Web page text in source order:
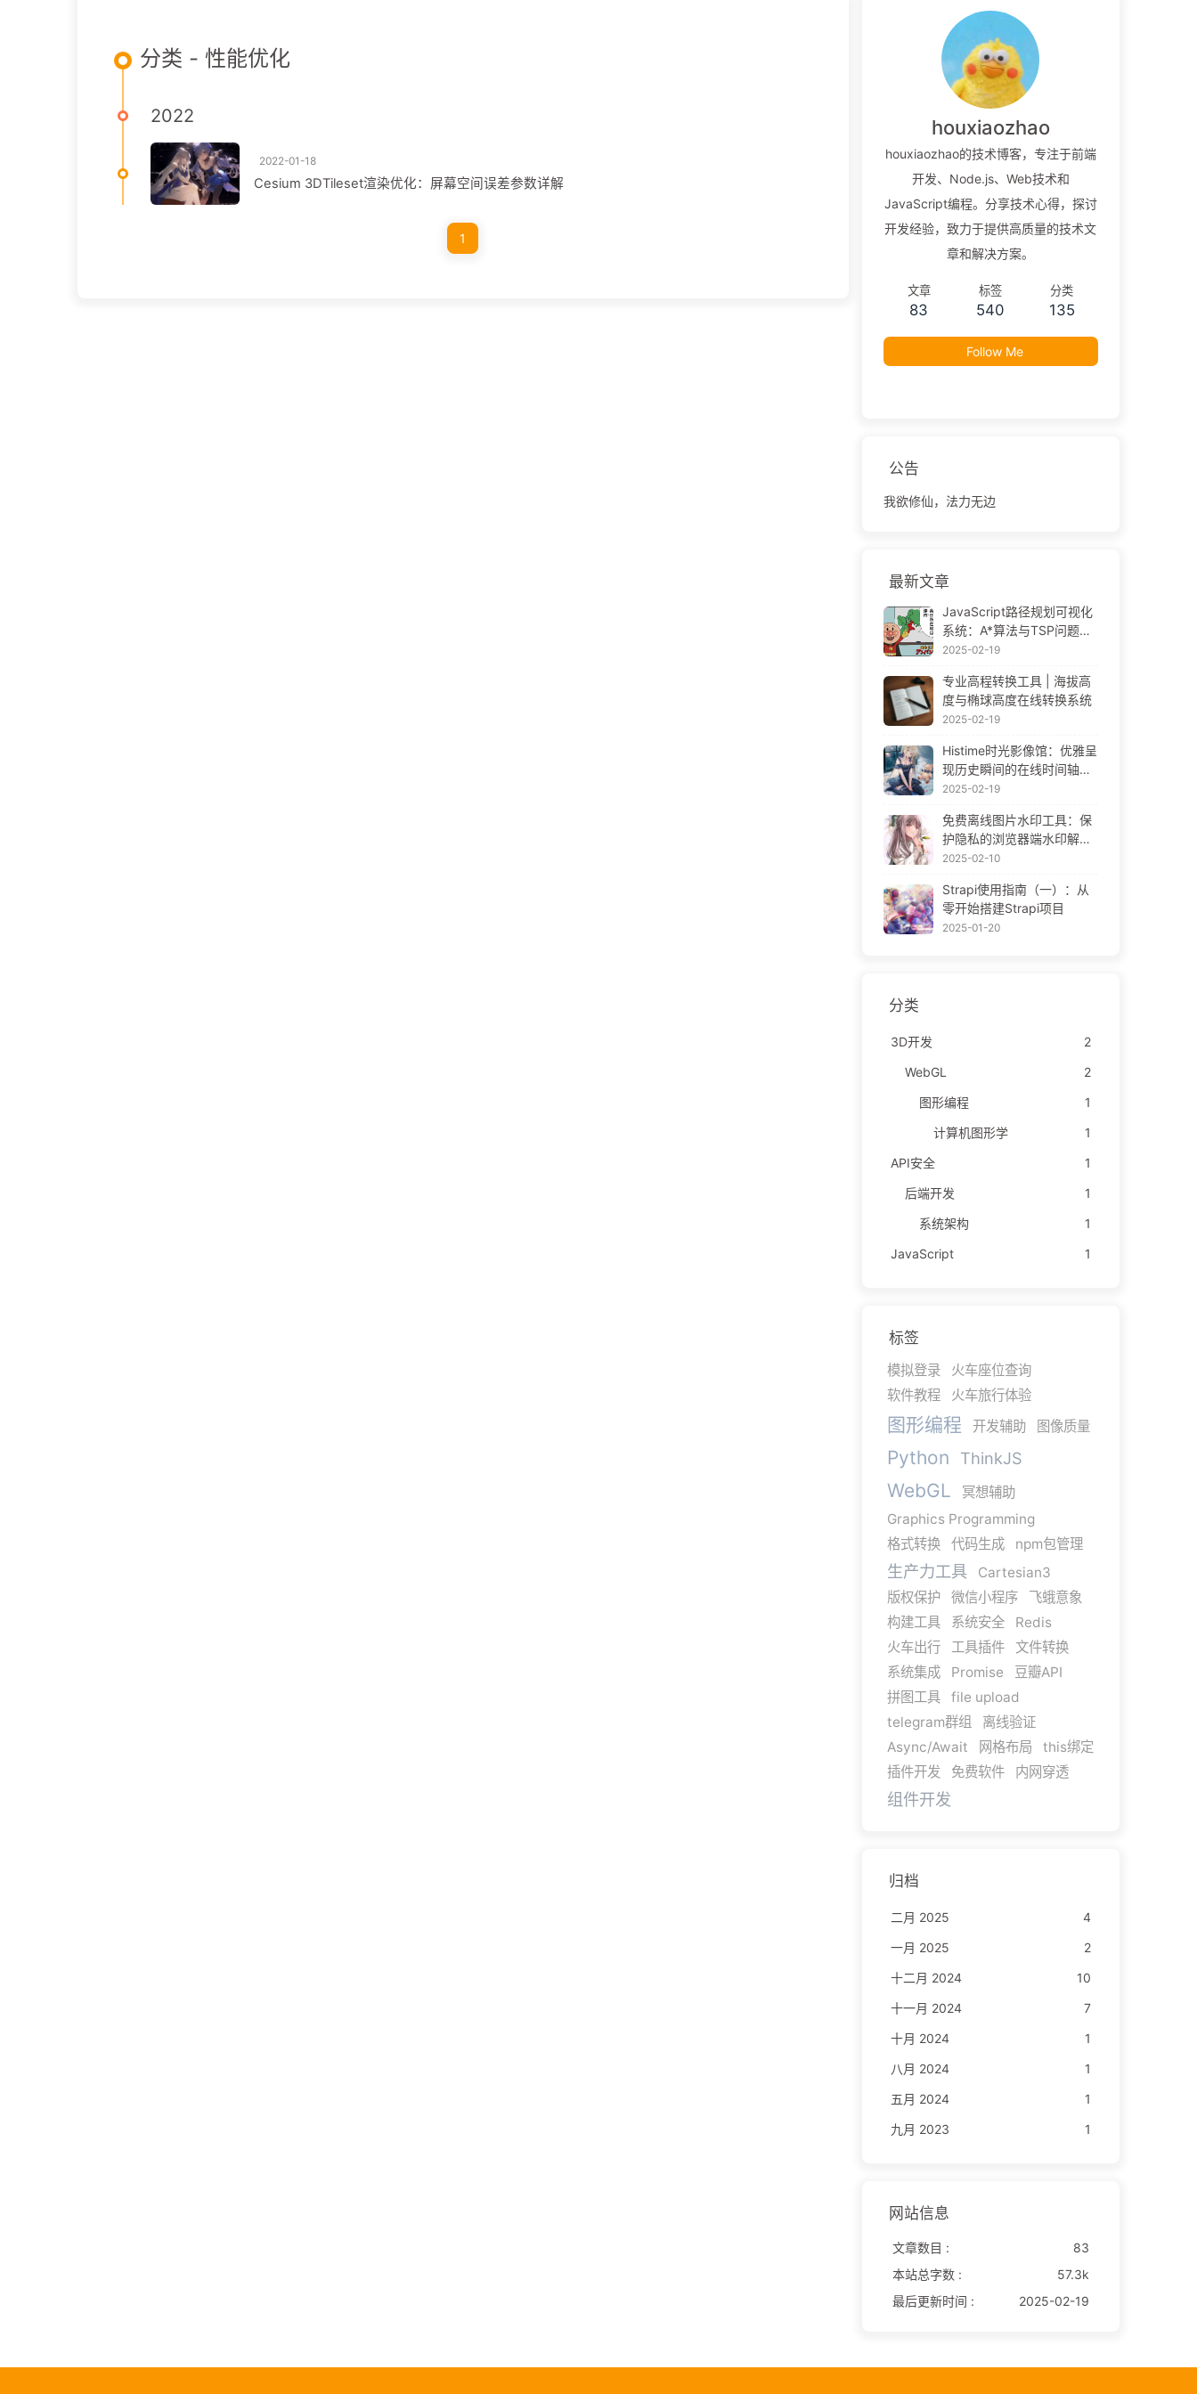
分类 - 性能优化
2022
2022-01-18
Cesium 3DTileset渲染优化：屏幕空间误差参数详解
1
houxiaozhao
houxiaozhao的技术博客，专注于前端
开发、Node.js、Web技术和
JavaScript编程。分享技术心得，探讨
开发经验，致力于提供高质量的技术文
章和解决方案。
文章
83
标签
540
分类
135
Follow Me
公告
我欲修仙，法力无边
最新文章
JavaScript路径规划可视化
系统：A*算法与TSP问题解
决方案
2025-02-19
专业高程转换工具 | 海拔高
度与椭球高度在线转换系统
2025-02-19
Histime时光影像馆：优雅呈
现历史瞬间的在线时间轴相
册 | Historical Photo Timeli
2025-02-19
免费离线图片水印工具：保
护隐私的浏览器端水印解决
方案 | Free Offline Image
2025-02-10
Strapi使用指南（一）：从
零开始搭建Strapi项目
2025-01-20
分类
3D开发
2
WebGL
2
图形编程
1
计算机图形学
1
API安全
1
后端开发
1
系统架构
1
JavaScript
1
标签
模拟登录
火车座位查询
软件教程
火车旅行体验
图形编程 开发辅助 图像质量
Python ThinkJS
WebGL
冥想辅助
Graphics Programming
格式转换
代码生成 npm包管理
生产力工具
Cartesian3
版权保护
微信小程序
飞蛾意象
构建工具
系统安全
Redis
火车出行
工具插件
文件转换
系统集成
Promise
豆瓣API
拼图工具
file upload
telegram群组
离线验证
Async/Await
网格布局
this绑定
插件开发
免费软件 内网穿透
组件开发
归档
二月 2025
4
一月 2025
2
十二月 2024
10
十一月 2024
7
十月 2024
1
八月 2024
1
五月 2024
1
九月 2023
1
网站信息
文章数目 :
83
本站总字数 :
57.3k
最后更新时间 :
2025-02-19